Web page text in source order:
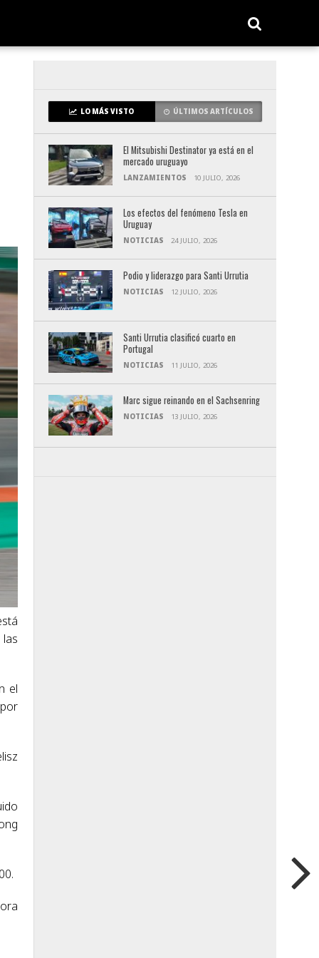
el
LO MÁS VISTO ÚLTIMOS ARTÍCULOS
El Mitsubishi Destinator ya está en el
mercado uruguayo
LANZAMIENTOS 10 JULIO, 2026
Los efectos del fenómeno Tesla en
Uruguay
NOTICIAS 24 JULIO, 2026
Podio y liderazgo para Santi Urrutia
NOTICIAS 12 JULIO, 2026
Santi Urrutia clasificó cuarto en
Portugal
NOTICIAS 11 JULIO, 2026
Marc sigue reinando en el Sachsenring
NOTICIAS 13 JULIO, 2026